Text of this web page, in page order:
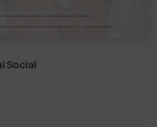
Social